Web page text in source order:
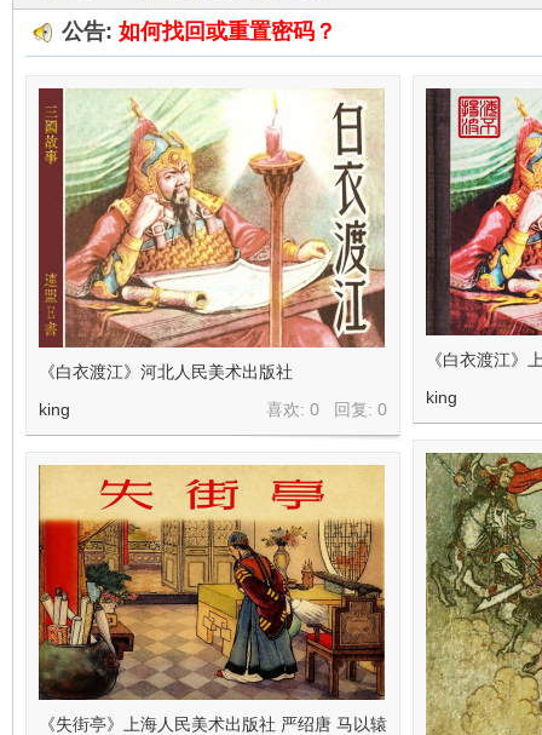
公告: 如何找回或重置密码？
《白衣渡江》河北人民美术出版社
喜欢: 0 回复: 0
king
《白衣渡江》
king
《失街亭》上海人民美术出版社 严绍唐 马以辕